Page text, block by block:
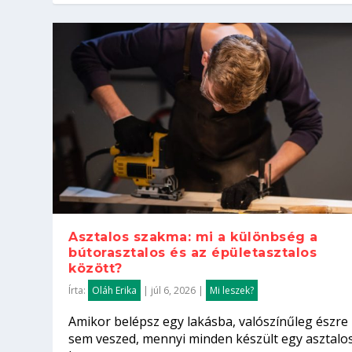
Asztalos szakma: mi a különbség a
bútorasztalos és az épületasztalos
között?
Írta: Oláh Erika | júl 6, 2026 | Mi leszek?
Amikor belépsz egy lakásba, valószínűleg észre
sem veszed, mennyi minden készült egy